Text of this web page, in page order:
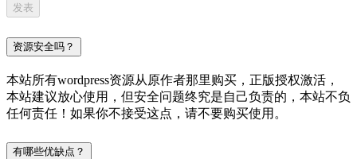
资源安全吗？
本站所有wordpress资源从原作者那里购买，正版授权激活，
本站建议放心使用，但安全问题终究是自己负责的，本站不负
任何责任！如果你不接受这点，请不要购买使用。
有哪些优缺点？